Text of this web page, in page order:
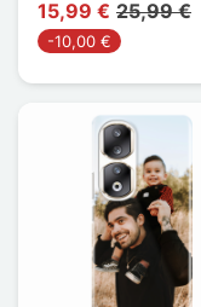
15,99 € 25,99 €
-10,00 €